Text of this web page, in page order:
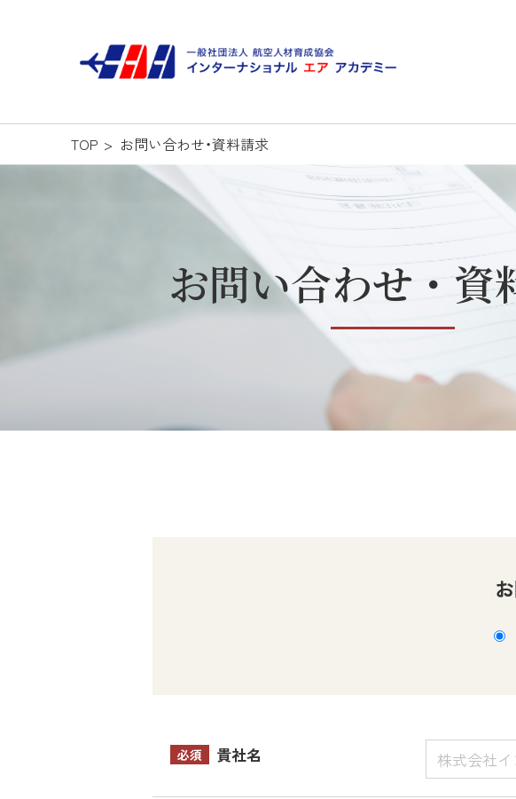
TOP お問い合わせ・資料請求
Z世代新卒・リーダー向け企業研修のイン
お問い合わせ・資
必須 貴社名